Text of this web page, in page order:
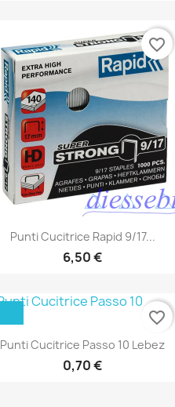
Anteprima
Punti Cucitrice Rapid 9/17...
6,50 €
favorite_border
Anteprima
Punti Cucitrice Passo 10 Lebez
0,70 €
favorite_border